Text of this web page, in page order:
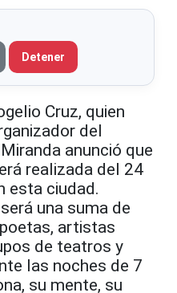
Detener
Cruz, quien
del
anunció que
realizada del 24
esta ciudad.
una suma de
artistas
de teatros y
las noches de 7
su mente, su